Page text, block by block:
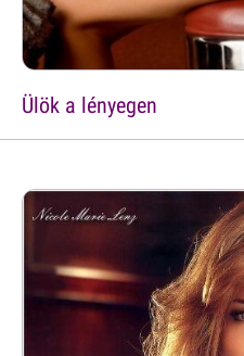
Ülök a lényegen